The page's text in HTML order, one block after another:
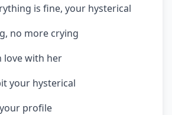
is fine, your hysterical
no more crying
love with her
your hysterical
profile